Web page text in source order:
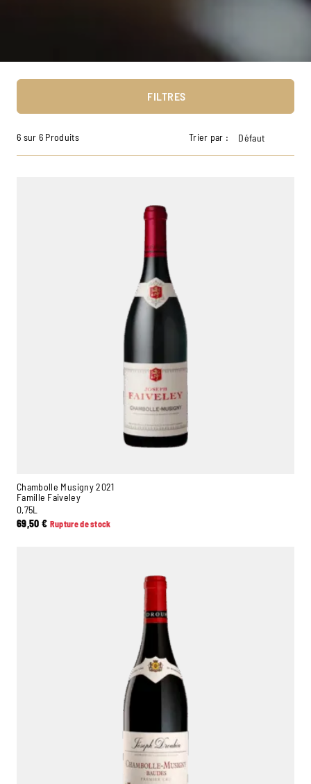
FILTRES
6 sur 6 Produits Trier par : Défaut
Chambolle Musigny 2021
Famille Faiveley
0,75L
69,50€ Rupture de stock